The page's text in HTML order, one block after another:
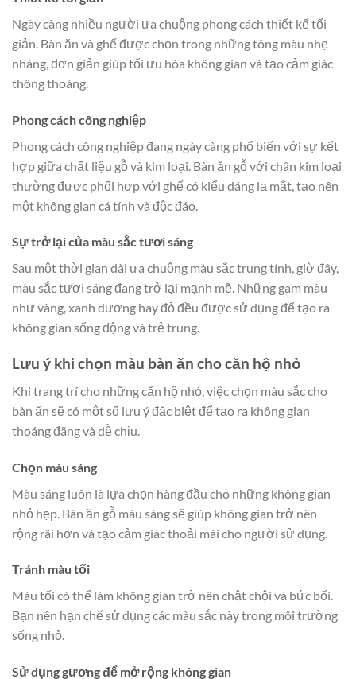
Ngày càng nhiều người ưa chuộng phong cách thiết kế tối
giản. Bàn ăn và ghế được chọn trong những tông màu nhẹ
nhàng, đơn giản giúp tối ưu hóa không gian và tạo cảm giác
thông thoáng.
Phong cách công nghiệp
Phong cách công nghiệp đang ngày càng phổ biến với sự kết
hợp giữa chất liệu gỗ và kim loại. Bàn ăn gỗ với chân kim loại
thường được phối hợp với ghế có kiểu dáng lạ mắt, tạo nên
một không gian cá tính và độc đáo.
Sự trở lại của màu sắc tươi sáng
Sau một thời gian dài ưa chuộng màu sắc trung tính, giờ đây,
màu sắc tươi sáng đang trở lại mạnh mẽ. Những gam màu
như vàng, xanh dương hay đỏ đều được sử dụng để tạo ra
không gian sống động và trẻ trung.
Lưu ý khi chọn màu bàn ăn cho căn hộ nhỏ
Khi trang trí cho những căn hộ nhỏ, việc chọn màu sắc cho
bàn ăn sẽ có một số lưu ý đặc biệt để tạo ra không gian
thoáng đãng và dễ chịu.
Chọn màu sáng
Màu sáng luôn là lựa chọn hàng đầu cho những không gian
nhỏ hẹp. Bàn ăn gỗ màu sáng sẽ giúp không gian trở nên
rộng rãi hơn và tạo cảm giác thoải mái cho người sử dụng.
Tránh màu tối
Màu tối có thể làm không gian trở nên chật chội và bức bối.
Bạn nên hạn chế sử dụng các màu sắc này trong môi trường
sống nhỏ.
Sử dụng gương để mở rộng không gian